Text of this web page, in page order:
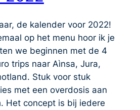
de kalender voor 2022!
op het menu hoor ik je
we beginnen met de 4
trips naar Aìnsa, Jura,
Stuk voor stuk
met een overdosis aan
Het concept is bij iedere